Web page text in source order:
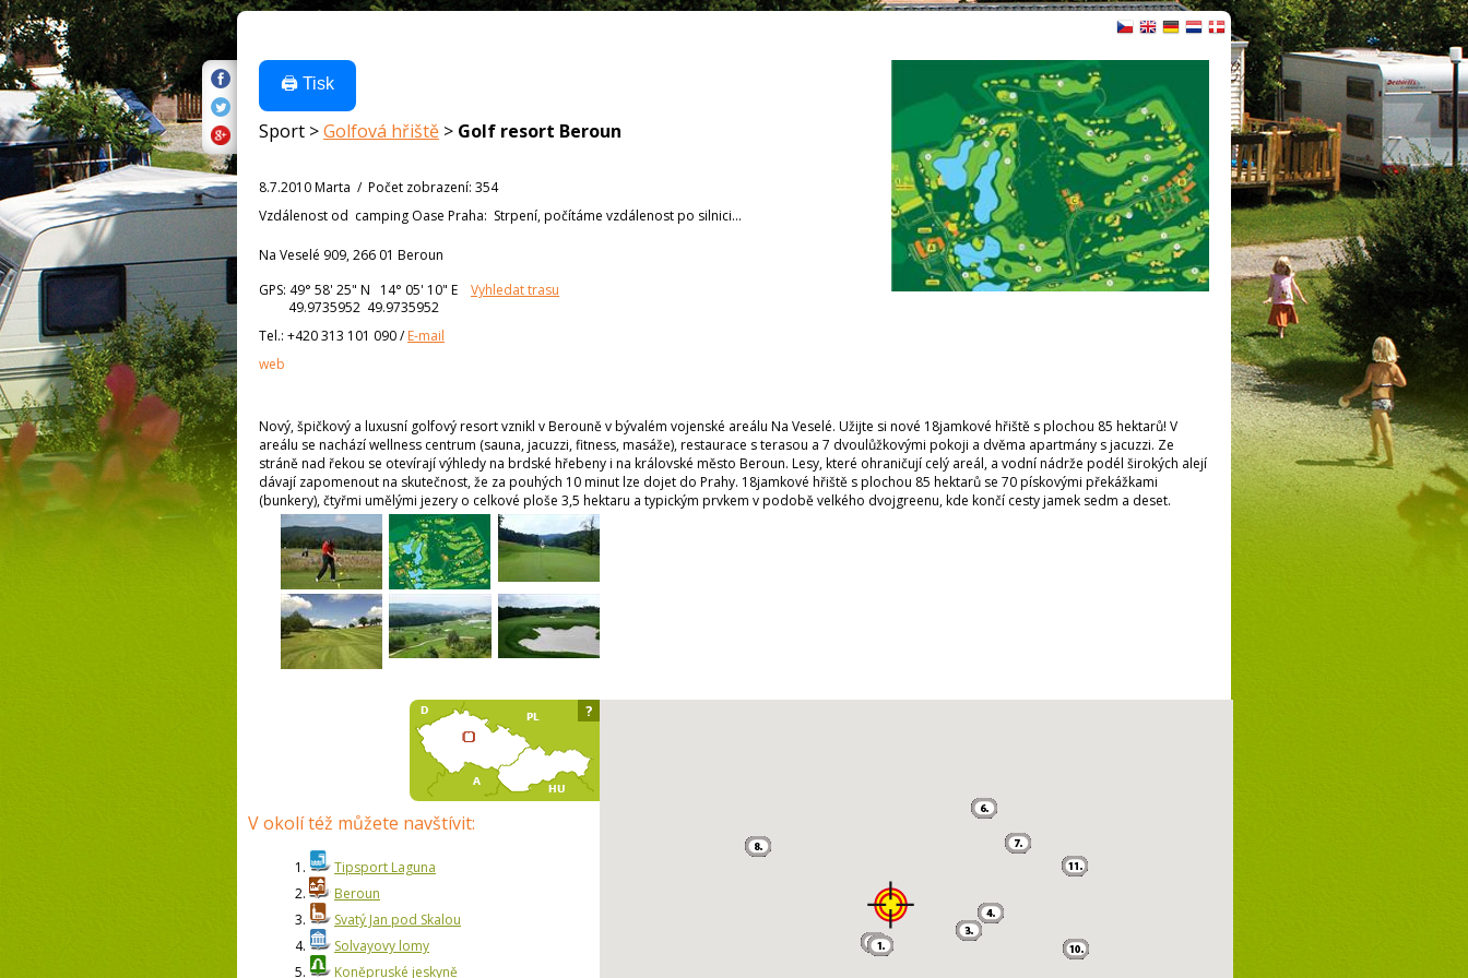
🖨️ Tisk
Sport >Golfová hřiště > Golf resort Beroun
8.7.2010 Marta / Počet zobrazení: 354
Vzdálenost od camping Oase Praha: Strpení, počítáme vzdálenost po silnici...
Na Veselé 909, 266 01 Beroun
GPS: 49° 58' 25" N 14° 05' 10" E
Vyhledat trasu
49.9735952 49.9735952
Tel.: +420 313 101 090/E-mail
web
Nový, špičkový a luxusní golfový resort vznikl v Berouně v bývalém vojenské areálu Na Veselé. Užijte si nové 18jamkové hřiště s plochou 85 hektarů! V
areálu se nachází wellness centrum (sauna, jacuzzi, fitness, masáže), restaurace s terasou a 7 dvoulůžkovými pokoji a dvěma apartmány s jacuzzi. Ze
stráně nad řekou se otevírají výhledy na brdské hřebeny i na královské město Beroun. Lesy, které ohraničují celý areál, a vodní nádrže podél širokých alejí
dávají zapomenout na skutečnost, že za pouhých 10 minut lze dojet do Prahy. 18jamkové hřiště s plochou 85 hektarů se 70 pískovými překážkami
(bunkery), čtyřmi umělými jezery o celkové ploše 3,5 hektaru a typickým prvkem v podobě velkého dvojgreenu, kde končí cesty jamek sedm a deset.
V okolí též můžete navštívit:
1.
Tipsport Laguna
2.
Beroun
3.
Svatý Jan pod Skalou
4.
Solvayovy lomy
5.
Koněpruské jeskyně
?